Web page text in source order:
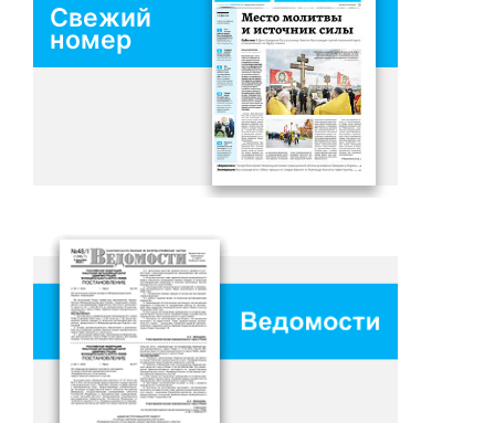
Свежий
номер